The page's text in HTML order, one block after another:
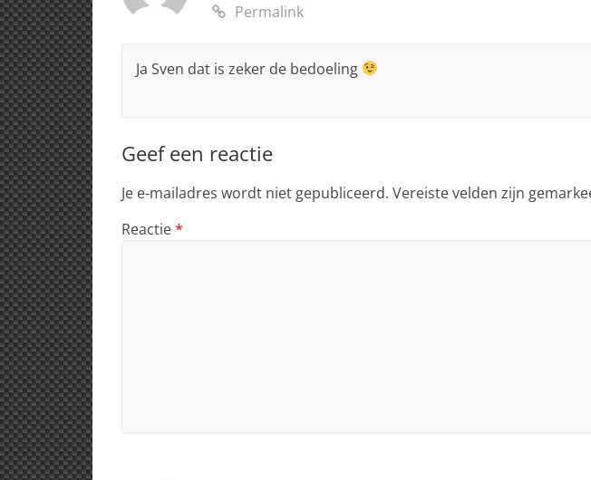
Permalink
Ja Sven dat is zeker de bedoeling
Geef een reactie
Je e-mailadres wordt niet gepubliceerd. Vereiste velden zijn
Reactie*